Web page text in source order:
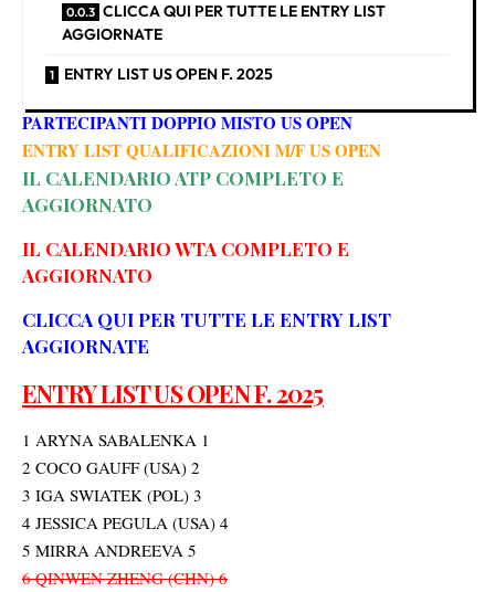
CLICCA QUI PER TUTTE LE ENTRY LIST
AGGIORNATE
ENTRY LIST US OPEN F. 2025
PARTECIPANTI DOPPIO MISTO US OPEN
ENTRY LIST QUALIFICAZIONI M/F US OPEN
IL CALENDARIO ATP COMPLETO E
AGGIORNATO
IL CALENDARIO WTA COMPLETO E
AGGIORNATO
CLICCA QUI PER TUTTE LE ENTRY LIST
AGGIORNATE
ENTRY LIST US OPEN F. 2025
1 ARYNA SABALENKA 1
2 COCO GAUFF (USA) 2
3 IGA SWIATEK (POL) 3
4 JESSICA PEGULA (USA) 4
5 MIRRA ANDREEVA 5
6 QINWEN ZHENG (CHN) 6